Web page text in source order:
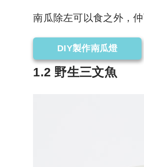
南瓜除左可以食之外，
DIY製作南瓜燈
1.2 野生三文魚